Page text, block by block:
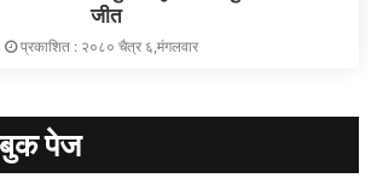
जीत
प्रकाशित : २०८० चैत्र ६,मंगलवार
पेज